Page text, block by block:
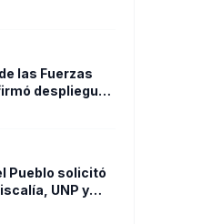
de
las Fuerzas
despliegue
y el Valle del
Pueblo solicitó
UNP y
frente a